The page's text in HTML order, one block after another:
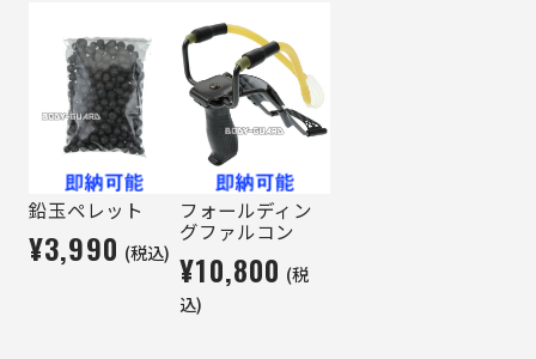
鉛玉ペレット
¥3,990 (税込)
フォールディン
グファルコン
¥10,800 (税
込)